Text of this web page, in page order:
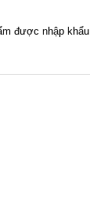
được nhập